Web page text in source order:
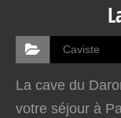
Caviste
La cave du
votre séjour à